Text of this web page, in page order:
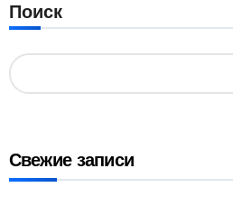
Поиск
Свежие записи